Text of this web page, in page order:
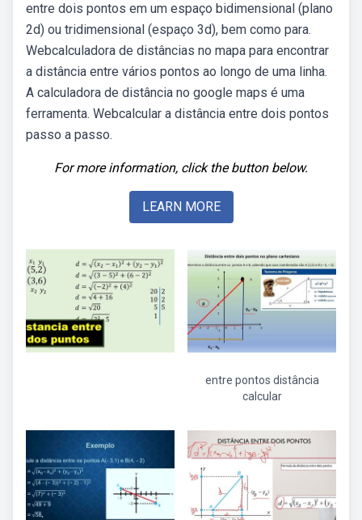
entre dois pontos em um espaço bidimensional (plano
2d) ou tridimensional (espaço 3d), bem como para.
Webcalculadora de distâncias no mapa para encontrar
a distância entre vários pontos ao longo de uma linha.
A calculadora de distância no google maps é uma
ferramenta. Webcalcular a distância entre dois pontos
passo a passo.
For more information, click the button below.
LEARN MORE
entre pontos distância
calcular